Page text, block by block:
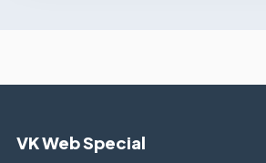
VK Web Special